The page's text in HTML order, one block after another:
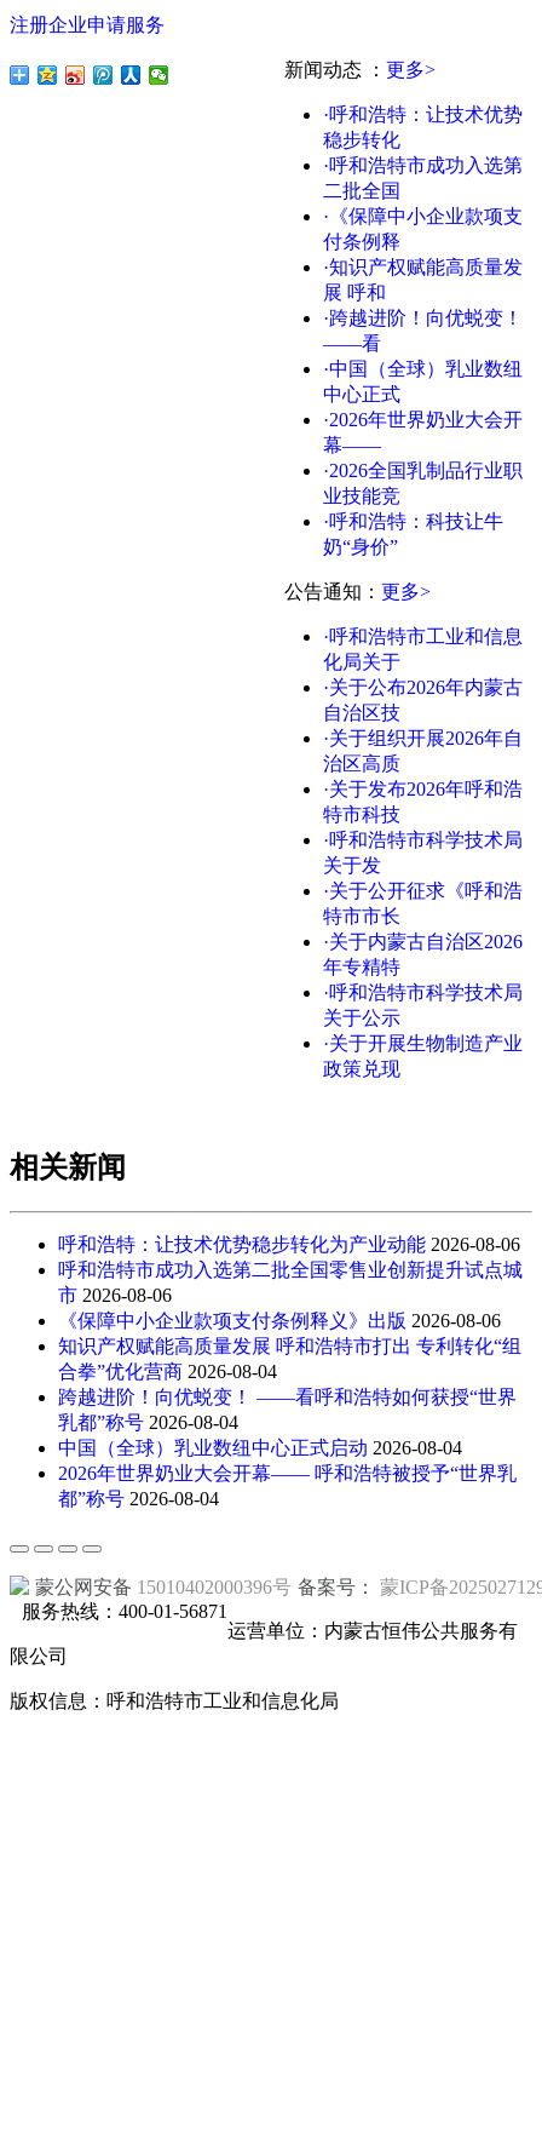
注册企业申请服务
新闻动态 ： 更多>
·呼和浩特：让技术优势
稳步转化
·呼和浩特市成功入选第
二批全国
·《保障中小企业款项支
付条例释
·知识产权赋能高质量发
展 呼和
·跨越进阶！向优蜕变！
——看
·中国（全球）乳业数纽
中心正式
·2026年世界奶业大会开
幕——
·2026全国乳制品行业职
业技能竞
·呼和浩特：科技让牛
奶“身价”
公告通知 ： 更多>
·呼和浩特市工业和信息
化局关于
·关于公布2026年内蒙古
自治区技
·关于组织开展2026年自
治区高质
·关于发布2026年呼和浩
特市科技
·呼和浩特市科学技术局
关于发
·关于公开征求《呼和浩
特市市长
·关于内蒙古自治区2026
年专精特
·呼和浩特市科学技术局
关于公示
·关于开展生物制造产业
政策兑现
相关新闻
呼和浩特：让技术优势稳步转化为产业动能 2026-08-06
呼和浩特市成功入选第二批全国零售业创新提升试点城
市 2026-08-06
《保障中小企业款项支付条例释义》出版 2026-08-06
知识产权赋能高质量发展 呼和浩特市打出 专利转化“组
合拳”优化营商 2026-08-04
跨越进阶！向优蜕变！ ——看呼和浩特如何获授“世界
乳都”称号 2026-08-04
中国（全球）乳业数纽中心正式启动 2026-08-04
2026年世界奶业大会开幕—— 呼和浩特被授予“世界乳
都”称号 2026-08-04
蒙公网安备 15010402000396号 备案号：
蒙ICP备
服务热线：400-01-56871
运营单位：内蒙古恒伟公共服务有
限公司
版权信息：呼和浩特市工业和信息化局